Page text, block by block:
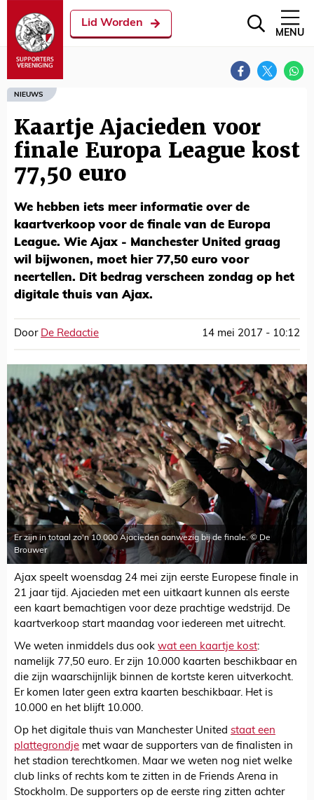
Lid Worden
MENU
NIEUWS
Kaartje Ajacieden voor
finale Europa League kost
77,50 euro
We hebben iets meer informatie over de
kaartverkoop voor de finale van de Europa
League. Wie Ajax - Manchester United graag
wil bijwonen, moet hier 77,50 euro voor
neertellen. Dit bedrag verscheen zondag op het
digitale thuis van Ajax.
Door De Redactie 14 mei 2017 - 10:12
Er zijn in totaal zo'n 10.000 Ajacieden aanwezig bij de finale. © De
Brouwer
Ajax speelt woensdag 24 mei zijn eerste Europese finale in
21 jaar tijd. Ajacieden met een uitkaart kunnen als eerste
een kaart bemachtigen voor deze prachtige wedstrijd. De
kaartverkoop start maandag voor iedereen met uitrecht.
We weten inmiddels dus ook wat een kaartje kost:
namelijk 77,50 euro. Er zijn 10.000 kaarten beschikbaar en
die zijn waarschijnlijk binnen de kortste keren uitverkocht.
Er komen later geen extra kaarten beschikbaar. Het is
10.000 en het blijft 10.000.
Op het digitale thuis van Manchester United staat een
plattegrondje met waar de supporters van de finalisten in
het stadion terechtkomen. Maar we weten nog niet welke
club links of rechts kom te zitten in de Friends Arena in
Stockholm. De supporters op de eerste ring zitten achter